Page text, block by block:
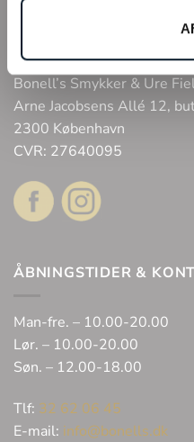
Bonell’s Smykker & Ure
Arne Jacobsens Allé 12,
2300 København
CVR: 27640095
ÅBNINGSTIDER &
Man-fre. – 10.00-20.00
Lør. – 10.00-20.00
Søn. – 12.00-18.00
Tlf: 32 62 06 45
E-mail: info@bonells.dk